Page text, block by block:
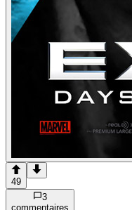
49
3
commentaires